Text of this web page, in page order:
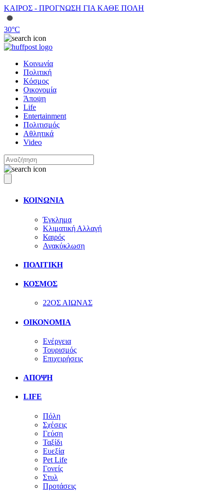
ΚΑΙΡΟΣ - ΠΡΟΓΝΩΣΗ ΓΙΑ ΚΑΘΕ ΠΟΛΗ
30°C
Κοινωνία
Πολιτική
Κόσμος
Οικονομία
Άποψη
Life
Entertainment
Πολιτισμός
Αθλητικά
Video
ΚΟΙΝΩΝΙΑ
Έγκλημα
Κλιματική Αλλαγή
Καιρός
Ανακύκλωση
ΠΟΛΙΤΙΚΗ
ΚΟΣΜΟΣ
22ΟΣ ΑΙΩΝΑΣ
ΟΙΚΟΝΟΜΙΑ
Ενέργεια
Τουρισμός
Επιχειρήσεις
ΑΠΟΨΗ
LIFE
Πόλη
Σχέσεις
Γεύση
Ταξίδι
Ευεξία
Pet Life
Γονείς
Στυλ
Προτάσεις